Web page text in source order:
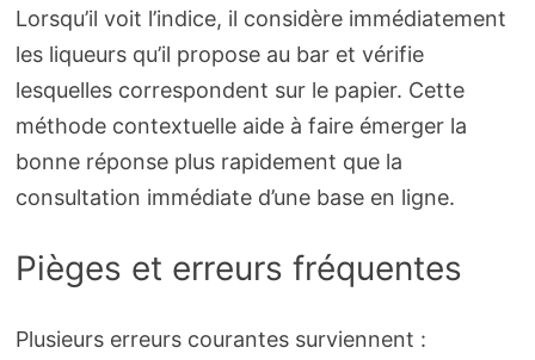
Lorsqu’il voit l’indice, il considère immédiatement
les liqueurs qu’il propose au bar et vérifie
lesquelles correspondent sur le papier. Cette
méthode contextuelle aide à faire émerger la
bonne réponse plus rapidement que la
consultation immédiate d’une base en ligne.
Pièges et erreurs fréquentes
Plusieurs erreurs courantes surviennent :